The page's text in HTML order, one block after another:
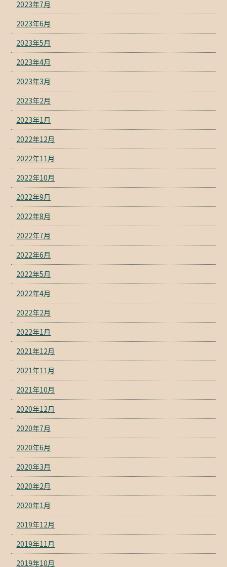
2023年7月
2023年6月
2023年5月
2023年4月
2023年3月
2023年2月
2023年1月
2022年12月
2022年11月
2022年10月
2022年9月
2022年8月
2022年7月
2022年6月
2022年5月
2022年4月
2022年2月
2022年1月
2021年12月
2021年11月
2021年10月
2020年12月
2020年7月
2020年6月
2020年3月
2020年2月
2020年1月
2019年12月
2019年11月
2019年10月